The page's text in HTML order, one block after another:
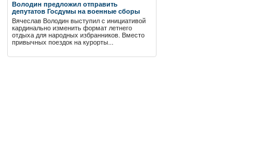
Володин предложил отправить
депутатов Госдумы на военные сборы
Вячеслав Володин выступил с инициативой
кардинально изменить формат летнего
отдыха для народных избранников. Вместо
привычных поездок на курорты...